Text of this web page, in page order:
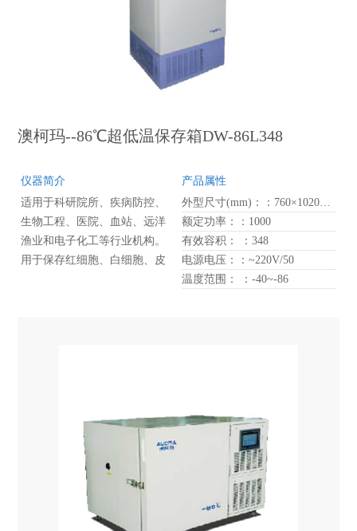
澳柯玛--86℃超低温保存箱DW-86L348
仪器简介
适用于科研院所、疾病防控、
生物工程、医院、血站、远洋
渔业和电子化工等行业机构。
用于保存红细胞、白细胞、皮
产品属性
外型尺寸(mm)：：760×1020×1915
额定功率：：1000
有效容积： ：348
电源电压：：~220V/50
温度范围： ：-40~-86